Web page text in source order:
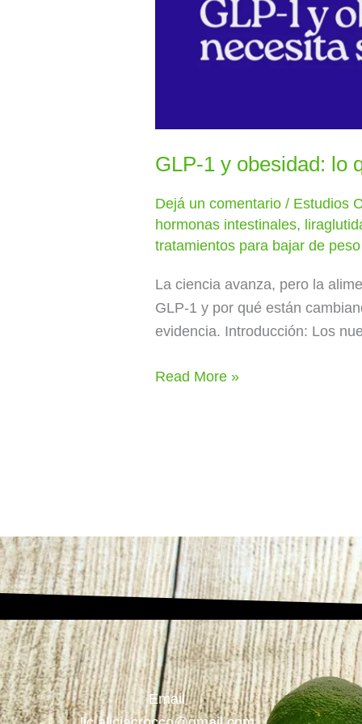
GLP-1 y obesidad: lo
Dejá un comentario / Estudios
hormonas intestinales,
tratamientos para bajar de peso
La ciencia avanza, pero la
GLP-1 y por qué están
evidencia. Introducción: Los
Read More »
Email